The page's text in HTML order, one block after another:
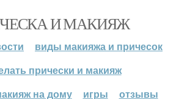
И МАКИЯЖ
виды макияжа и причесок
прически и макияж
на дому
игры отзывы